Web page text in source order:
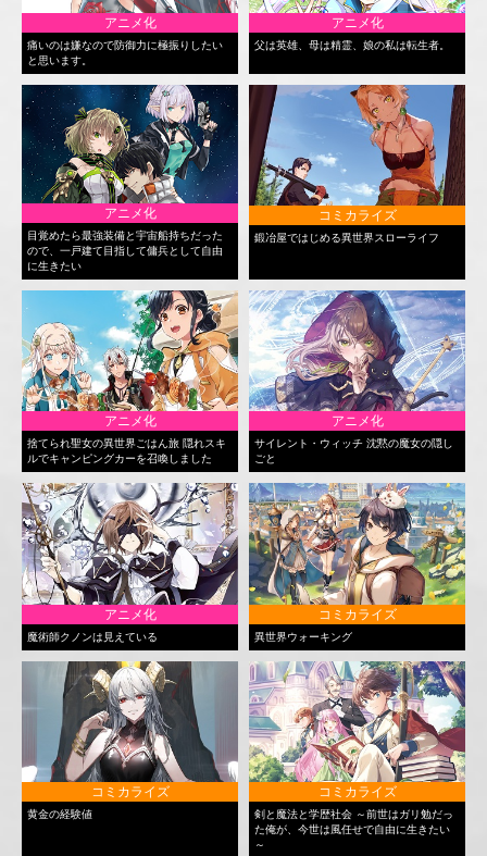
アニメ化
痛いのは嫌なので防御力に極振りしたい
と思います。
アニメ化
父は英雄、母は精霊、娘の私は転生者。
アニメ化
目覚めたら最強装備と宇宙船持ちだった
ので、一戸建て目指して傭兵として自由
に生きたい
コミカライズ
鍛冶屋ではじめる異世界スローライフ
アニメ化
捨てられ聖女の異世界ごはん旅 隠れスキ
ルでキャンピングカーを召喚しました
アニメ化
サイレント・ウィッチ 沈黙の魔女の隠し
ごと
アニメ化
魔術師クノンは見えている
コミカライズ
異世界ウォーキング
コミカライズ
黄金の経験値
コミカライズ
剣と魔法と学歴社会 ～前世はガリ勉だっ
た俺が、今世は風任せで自由に生きたい
～